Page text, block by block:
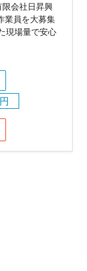
会社日昇興
業員を大募集
現場量で安心